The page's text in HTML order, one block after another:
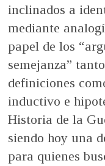
inclinados a
mediante
papel de los
semejanza”
definiciones
inductivo e
Historia de la
siendo hoy una
para quienes